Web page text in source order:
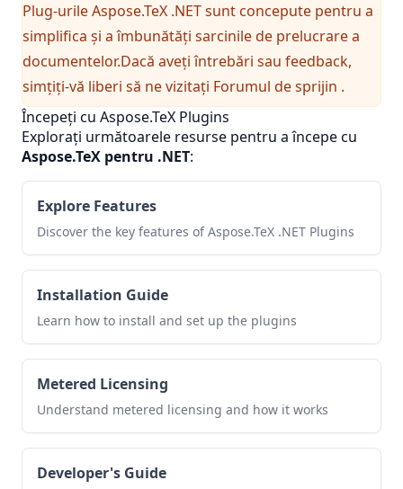
Plug-urile Aspose.TeX .NET sunt concepute pentru a
simplifica și a îmbunătăți sarcinile de prelucrare a
documentelor.Dacă aveți întrebări sau feedback,
simțiți-vă liberi să ne vizitați Forumul de sprijin .
Începeți cu Aspose.TeX Plugins
Explorați următoarele resurse pentru a începe cu
Aspose.TeX pentru .NET:
Explore Features
Discover the key features of Aspose.TeX .NET Plugins
Installation Guide
Learn how to install and set up the plugins
Metered Licensing
Understand metered licensing and how it works
Developer's Guide